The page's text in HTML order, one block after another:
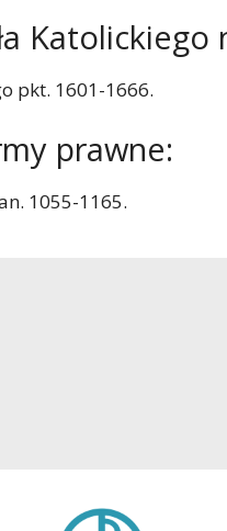
pkt. 1601-1666.
prawne:
1055-1165.